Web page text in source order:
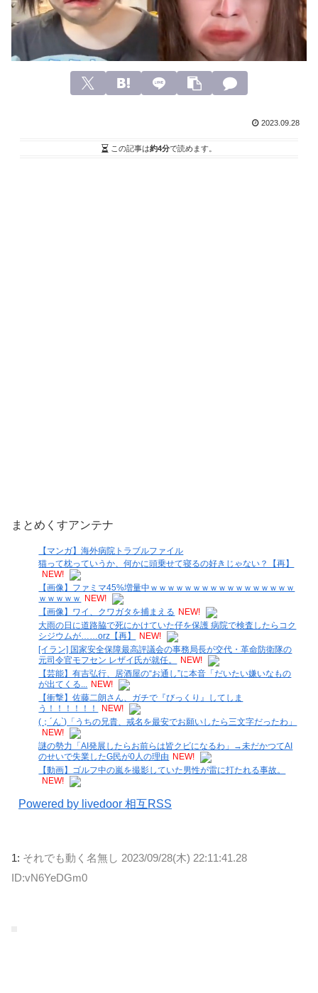
2023.09.28
この記事は約4分で読めます。
まとめくすアンテナ
【マンガ】海外病院トラブルファイル
猫って枕っていうか、何かに頭乗せて寝るの好きじゃない？【再】
NEW!
【画像】ファミマ45%増量中ｗｗｗｗｗｗｗｗｗｗｗｗｗｗｗｗｗ
ｗｗｗｗｗ NEW!
【画像】ワイ、クワガタを捕まえる NEW!
大雨の日に道路脇で死にかけていた仔を保護 病院で検査したらコク
シジウムが……orz【再】
NEW!
[イラン] 国家安全保障最高評議会の事務局長が交代・革命防衛隊の
元司令官モフセン レザイ氏が就任。
NEW!
【芸能】有吉弘行、居酒屋の“お通し”に本音「だいたい嫌いなもの
が出てくる...
NEW!
【衝撃】佐藤二朗さん、ガチで『びっくり』してしま
う！！！！！！
NEW!
(；´ん`)「うちの兄貴、戒名を最安でお願いしたら三文字だったわ」
NEW!
謎の勢力「AI発展したらお前らは皆クビになるわ」→未だかつてAI
のせいで失業したG民が0人の理由 NEW!
【動画】ゴルフ中の嵐を撮影していた男性が雷に打たれる事故。
NEW!
Powered by livedoor 相互RSS
1: それでも動く名無し 2023/09/28(木) 22:11:41.28
ID:vN6YeDGm0